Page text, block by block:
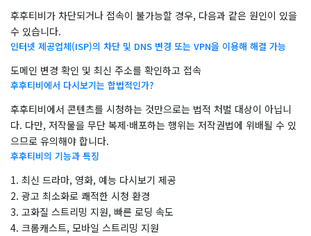
후후티비가 차단되거나 접속이 불가능할 경우, 다음과 같은 원인이 있을
수 있습니다.
인터넷 제공업체(ISP)의 차단 및 DNS 변경 또는 VPN을 이용해 해결 가능
도메인 변경 확인 및 최신 주소를 확인하고 접속
후후티비에서 다시보기는 합법적인가?
후후티비에서 콘텐츠를 시청하는 것만으로는 법적 처벌 대상이 아닙니
다. 다만, 저작물을 무단 복제·배포하는 행위는 저작권법에 위배될 수 있
으므로 유의해야 합니다.
후후티비의 기능과 특징
1. 최신 드라마, 영화, 예능 다시보기 제공
2. 광고 최소화로 쾌적한 시청 환경
3. 고화질 스트리밍 지원, 빠른 로딩 속도
4. 크롬캐스트, 모바일 스트리밍 지원